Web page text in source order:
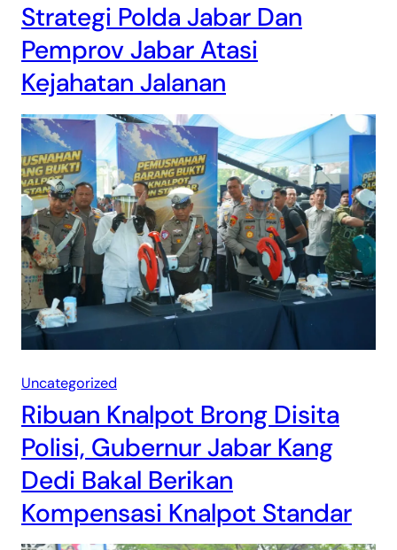
Strategi Polda Jabar Dan
Pemprov Jabar Atasi
Kejahatan Jalanan
Uncategorized
Ribuan Knalpot Brong Disita
Polisi, Gubernur Jabar Kang
Dedi Bakal Berikan
Kompensasi Knalpot Standar